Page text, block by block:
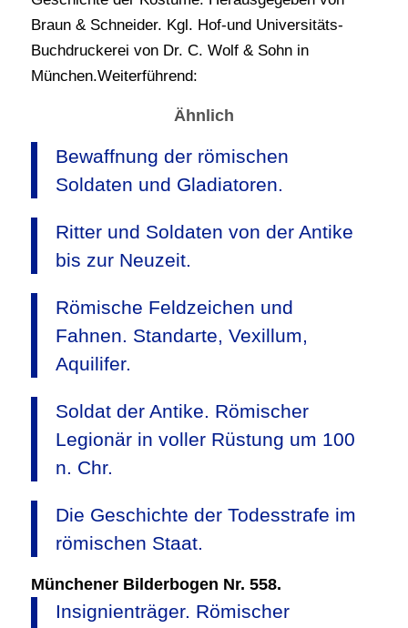
Braun & Schneider. Kgl. Hof-und Universitäts-
Buchdruckerei von Dr. C. Wolf & Sohn in
München.Weiterführend:
Ähnlich
Bewaffnung der römischen
Soldaten und Gladiatoren.
Ritter und Soldaten von der Antike
bis zur Neuzeit.
Römische Feldzeichen und
Fahnen. Standarte, Vexillum,
Aquilifer.
Soldat der Antike. Römischer
Legionär in voller Rüstung um 100
n. Chr.
Die Geschichte der Todesstrafe im
römischen Staat.
Münchener Bilderbogen Nr. 558.
Insignienträger. Römischer